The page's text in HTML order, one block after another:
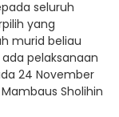
seluruh
yang
murid beliau
pelaksanaan
24 November
Sholihin